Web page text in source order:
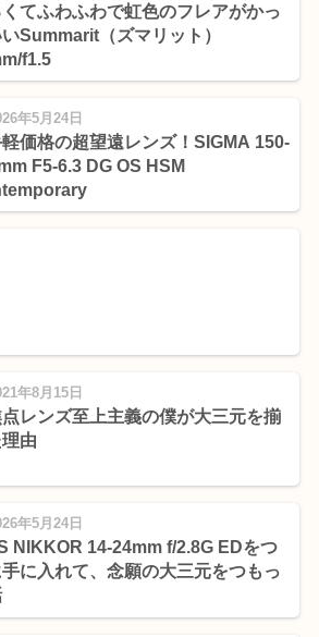
てふわふわで虹色のフレアがかっ
Summarit（ズマリット）
f1.5
年5月24日
価格の超望遠レンズ！SIGMA 150-
F5-6.3 DG OS HSM
年8月15日
レンズ至上主義の僕が大三元を揃
由
年5月24日
NIKKOR 14-24mm f/2.8G EDをつ
に入れて、念願の大三元をつもっ